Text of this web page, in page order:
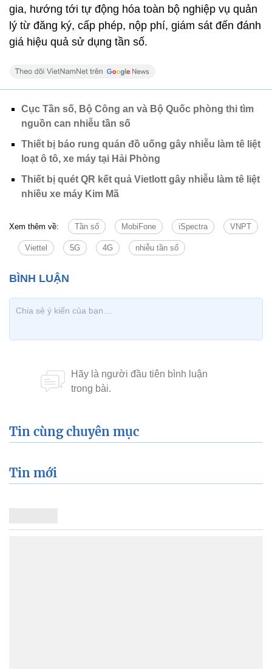
gia, hướng tới tự động hóa toàn bộ nghiệp vụ quản
lý từ đăng ký, cấp phép, nộp phí, giám sát đến đánh
giá hiệu quả sử dụng tần số.
Cục Tần số, Bộ Công an và Bộ Quốc phòng thi tìm
nguồn can nhiễu tần số
Thiết bị báo rung quán đồ uống gây nhiễu làm tê liệt
loạt ô tô, xe máy tại Hải Phòng
Thiết bị quét QR kết quả Vietlott gây nhiễu làm tê liệt
nhiều xe máy Kim Mã
Xem thêm về: Tần số MobiFone iSpectra VNPT
Viettel 5G 4G nhiễu tần số
Tin cùng chuyên mục
Tin mới